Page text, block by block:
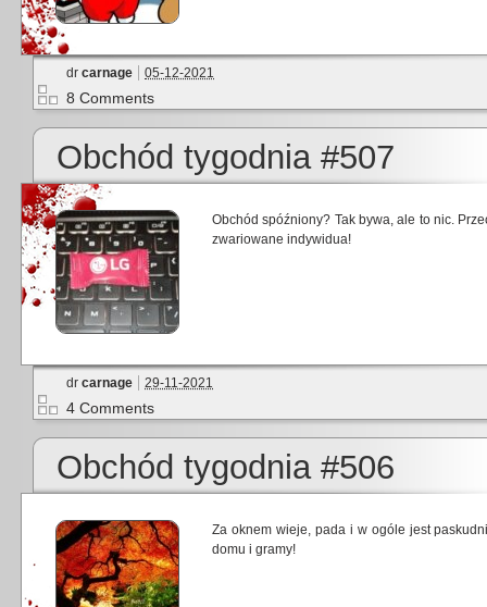
dr carnage 05-12-2021
8 Comments
Obchód tygodnia #507
Obchód spóźniony? Tak bywa, ale to nic.
zwariowane indywidua!
dr carnage 29-11-2021
4 Comments
Obchód tygodnia #506
Za oknem wieje, pada i w ogóle jest
domu i gramy!